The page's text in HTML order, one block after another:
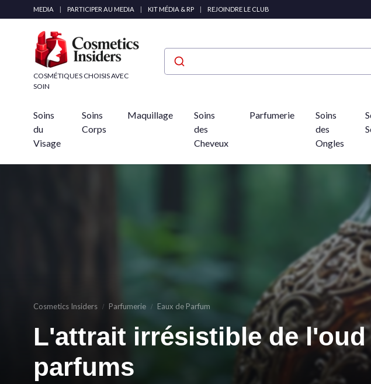
MEDIA | PARTICIPER AU MEDIA | KIT MÉDIA & RP | REJOINDRE LE CLUB
COSMÉTIQUES CHOISIS AVEC
SOIN
Soins
du
Visage
Soins
Corps
Maquillage
Soins
des
Cheveux
Parfumerie
Soins
des
Ongles
Cosmetics Insiders Parfumerie Eaux de Parfum
L'attrait irrésistible de l'oud
parfums
Panneau de gestion des cookies